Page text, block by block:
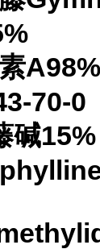
A98%
70-0
碱15%